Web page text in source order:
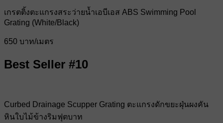
เกรตติ้งตะแกรงสระว่ายน้ำเอบีเอส ABS Swimming Pool
Grating (White/Black)
650 บาท/เมตร
Best Seller #10
Curbed Drainage Scupper Grating ตะแกรงดักขยะฝุ่นผงคัน
หินใบไม้ข้างริมฟุตบาท